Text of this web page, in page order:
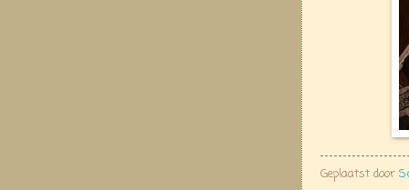
Geplaatst door